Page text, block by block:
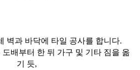
벽과 바닥에 타일 공사를 합니다.
배부터 한 뒤 가구 및 기타 짐을 옮
기 듯,